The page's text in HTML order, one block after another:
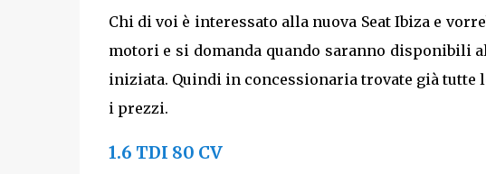
Chi di voi è interessato alla nuova Seat Ibiza e
motori e si domanda quando saranno disponibili
iniziata. Quindi in concessionaria trovate già
i prezzi.
1.6 TDI 80 CV